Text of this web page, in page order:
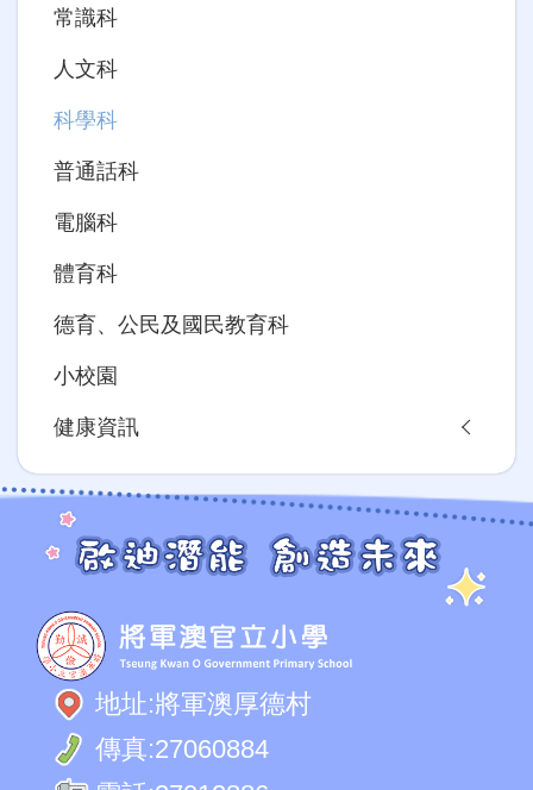
常識科
人文科
科學科
普通話科
電腦科
體育科
德育、公民及國民教育科
小校園
健康資訊
地址:將軍澳厚德村
傳真:27060884